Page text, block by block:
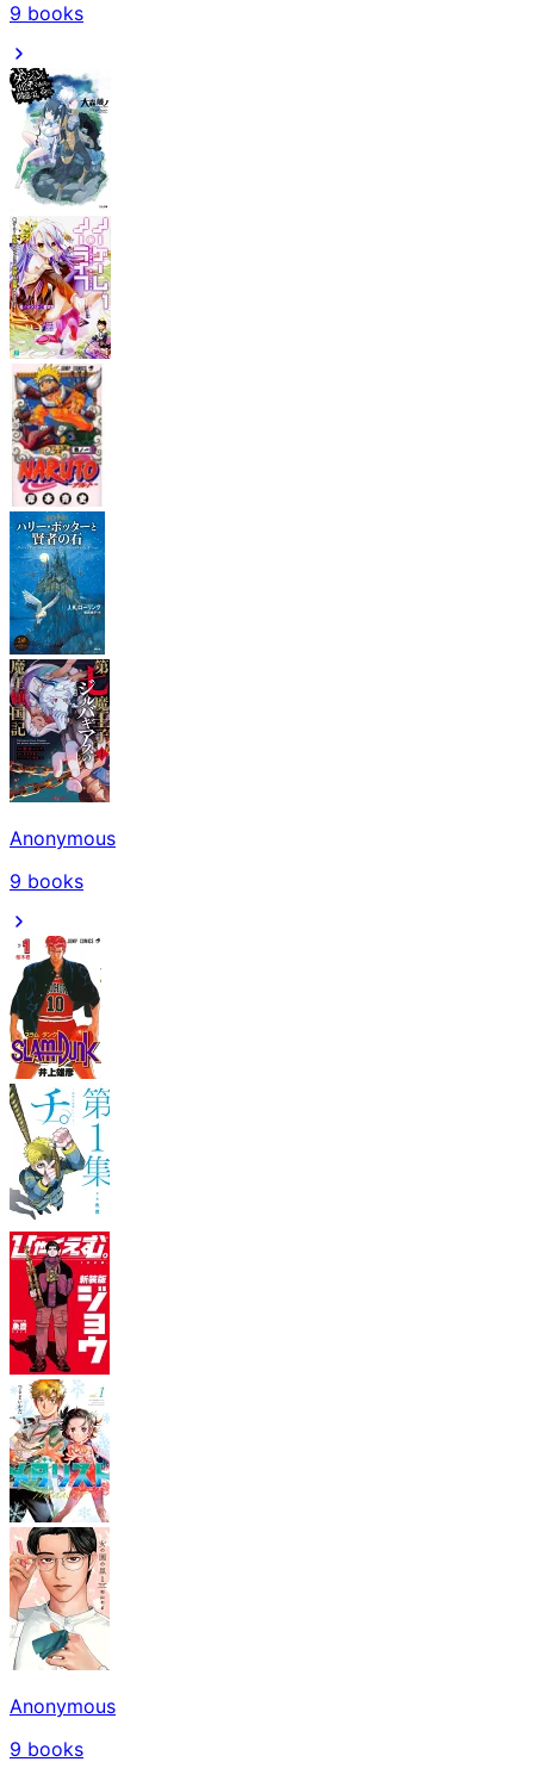
9 books
Anonymous
9 books
Anonymous
9 books